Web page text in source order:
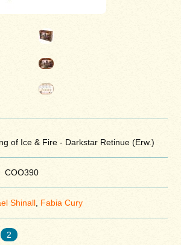
of Ice & Fire - Darkstar Retinue (Erw.)
COO390
Shinall, Fabia Cury
2